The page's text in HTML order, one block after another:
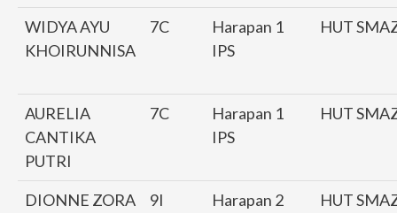
WIDYA AYU
KHOIRUNNISA
7C
Harapan 1
IPS
HUT
AURELIA
CANTIKA
PUTRI
7C
Harapan 1
IPS
HUT
DIONNE ZORA
9I
Harapan 2
HUT